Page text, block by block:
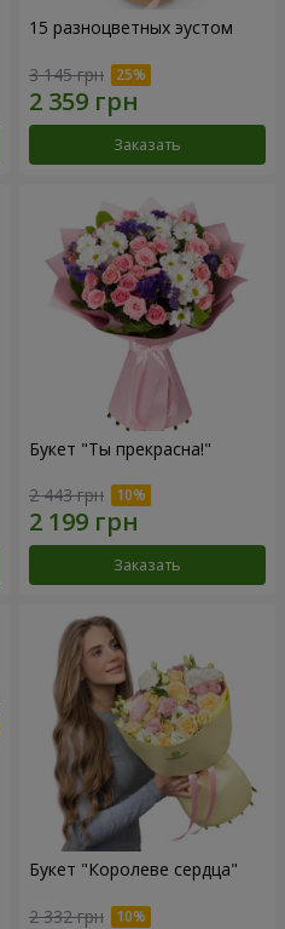
15 разноцветных эустом
3 145 грн
Заказать
Букет "Ты прекрасна!"
2 443 грн
Заказать
Букет "Королеве сердца"
2 332 грн